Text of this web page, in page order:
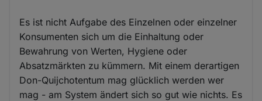
Es ist nicht Aufgabe des Einzelnen oder einzelner
Konsumenten sich um die Einhaltung oder
Bewahrung von Werten, Hygiene oder
Absatzmärkten zu kümmern. Mit einem derartigen
Don-Quijchotentum mag glücklich werden wer
mag - am System ändert sich so gut wie nichts. Es